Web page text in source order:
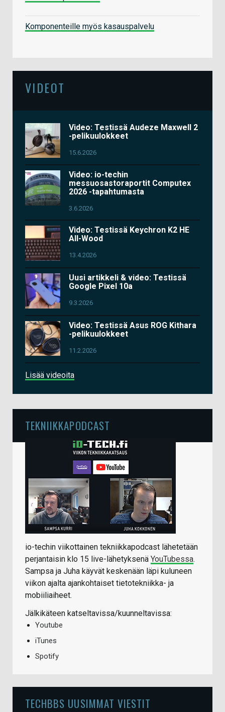
Komponenteille myös kasauspalvelu
VIDEOT
Video: Testissä Audeze Maxwell 2
-pelikuulokkeet
15.6.2026
Video: io-techin
messuosastoraportit Computex
2026 -tapahtumasta
3.6.2026
Video: Testissä Keychron K2 HE
All-Wood
13.4.2026
Uusi artikkeli & video: Testissä
Google Pixel 10a
9.3.2026
Video: Testissä Asus ROG Kithara
-pelikuulokkeet
11.2.2026
Lisää videoita
TEKNIIKKAPODCAST
io-techin viikottainen tekniikkapodcast lähetetään
perjantaisin klo 15 live-lähetyksenä YouTubessa.
Sampsa ja Juha käyvät keskenään läpi kuluneen
viikon ajalta ajankohtaiset tietotekniikka- ja
mobiiliaiheet.
Jälkikäteen katseltavissa/kuunneltavissa:
Youtube
iTunes
Spotify
TECHBBS UUSIMMAT VIESTIT